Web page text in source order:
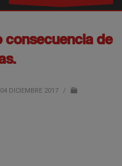
de
DICIEMBRE 2017
/